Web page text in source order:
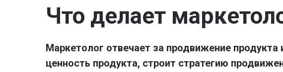
Что делает
Маркетолог отвечает за продвижение
ценность продукта, строит стратегию